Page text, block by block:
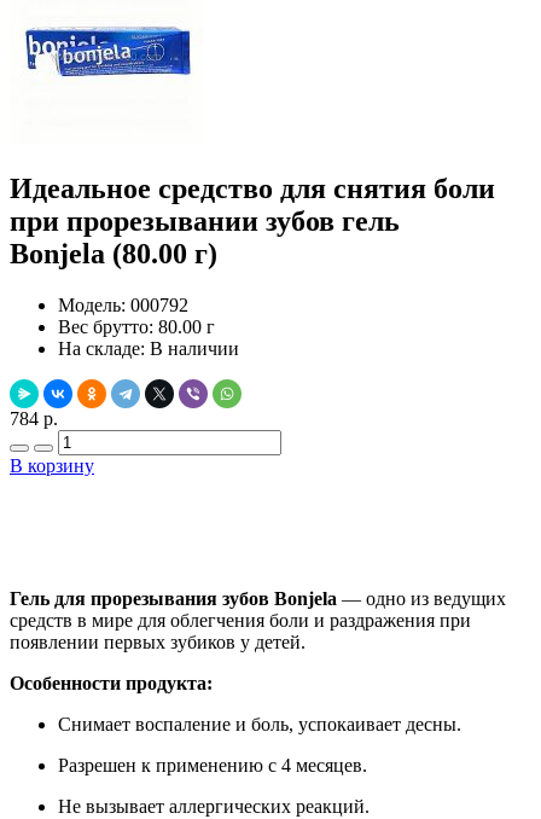
Идеальное средство для снятия боли
при прорезывании зубов гель
Bonjela (80.00 г)
Модель: 000792
Вес брутто: 80.00 г
На складе: В наличии
784 р.
В корзину
Гель для прорезывания зубов Bonjela — одно из ведущих
средств в мире для облегчения боли и раздражения при
появлении первых зубиков у детей.
Особенности продукта:
Снимает воспаление и боль, успокаивает десны.
Разрешен к применению с 4 месяцев.
Не вызывает аллергических реакций.